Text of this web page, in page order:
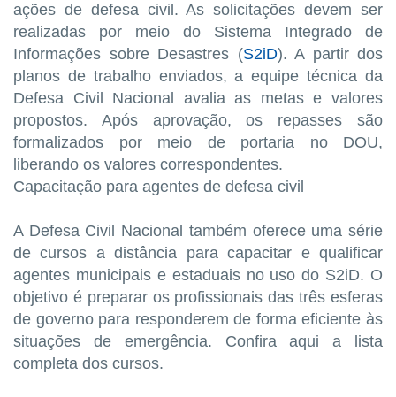
ações de defesa civil. As solicitações devem ser
realizadas por meio do Sistema Integrado de
Informações sobre Desastres (S2iD). A partir dos
planos de trabalho enviados, a equipe técnica da
Defesa Civil Nacional avalia as metas e valores
propostos. Após aprovação, os repasses são
formalizados por meio de portaria no DOU,
liberando os valores correspondentes.
Capacitação para agentes de defesa civil
A Defesa Civil Nacional também oferece uma série
de cursos a distância para capacitar e qualificar
agentes municipais e estaduais no uso do S2iD. O
objetivo é preparar os profissionais das três esferas
de governo para responderem de forma eficiente às
situações de emergência. Confira aqui a lista
completa dos cursos.